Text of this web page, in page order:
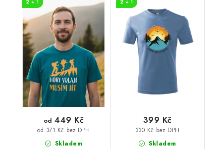
2 + 1
Skladem
od 371 Kč bez DPH
od 449 Kč
2 + 1
Skladem
330 Kč bez DPH
399 Kč